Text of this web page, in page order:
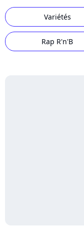
Variétés
Rap R'n'B